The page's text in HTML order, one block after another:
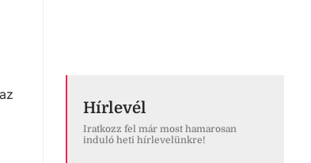
Hírlevél
Iratkozz fel már most hamarosan
induló heti hírlevelünkre!